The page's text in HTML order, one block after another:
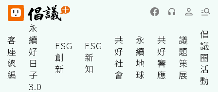
客
座
總
編
永
續
好
日
子
3.0
ESG
創
新
ESG
新
知
共
好
社
會
永
續
地
球
共
好
響
應
議
題
策
展
倡
議
圈
活
動